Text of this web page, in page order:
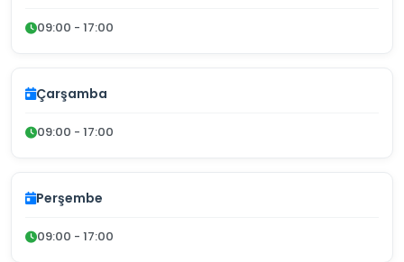
09:00 - 17:00
Çarşamba
09:00 - 17:00
Perşembe
09:00 - 17:00